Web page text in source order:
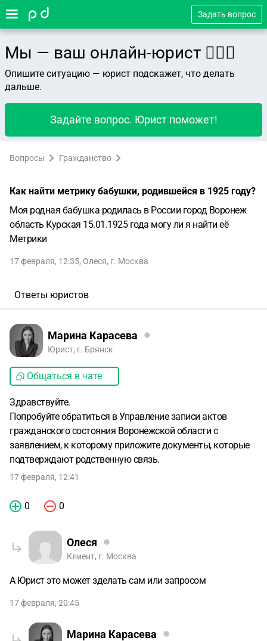
Задать вопрос
Мы — ваш онлайн-юрист 👨🏻‍⚖️
Опишите ситуацию — юрист подскажет, что делать
дальше.
Задайте вопрос. Юрист поможет!
Вопросы Гражданство
Как найти метрику бабушки, родившейся в 1925 году?
Моя родная бабушка родилась в России город Воронеж
область Курская 15.01.1925 года могу ли я найти её
Метрики
17 февраля, 12:35, Олеся, г. Москва
Ответы юристов
Марина Карасева
Юрист, г. Брянск
Общаться в чате
Здравствуйте.
Попробуйте обратиться в Управление записи актов
гражданского состояния Воронежской области с
заявлением, к которому приложите документы, которые
подтверждают родственную связь.
17 февраля, 12:41
0 0
Олеся
Клиент, г. Москва
А Юрист это может зделать сам или запросом
17 февраля, 20:45
Марина Карасева